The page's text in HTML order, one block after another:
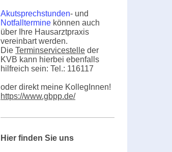
Akutsprechstunden- und
Notfalltermine können auch
über Ihre Hausarztpraxis
vereinbart werden.
Die Terminservicestelle der
KVB kann hierbei ebenfalls
hilfreich sein: Tel.: 116117
oder direkt meine KollegInnen!
https://www.gbpp.de/
Hier finden Sie uns